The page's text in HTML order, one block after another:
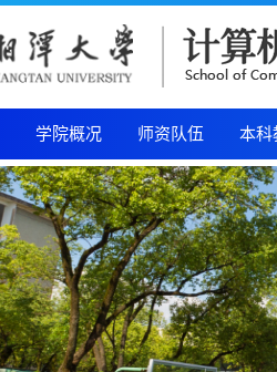
学院概况 师资队伍 本科